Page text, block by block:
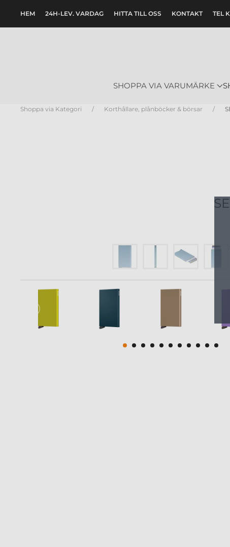
Skip to main content
HEM 24H-LEV. VARDAG HITTA TILL OSS KONTAKT TEL
SHOPPA VIA VARUMÄRKE
Shoppa via Kategori Korthållare, plånböcker & börsar